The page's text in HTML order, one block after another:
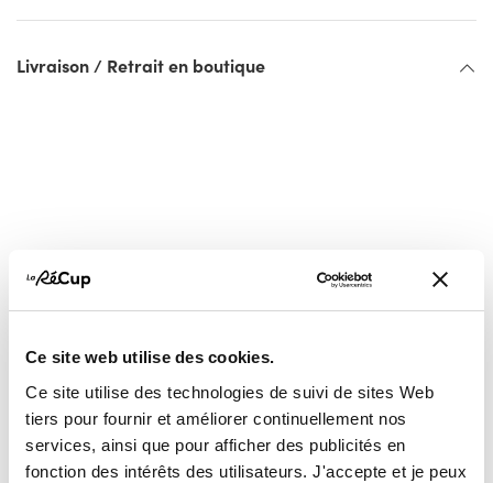
Ce site web utilise des cookies.
Ce site utilise des technologies de suivi de sites Web
tiers pour fournir et améliorer continuellement nos
services, ainsi que pour afficher des publicités en
fonction des intérêts des utilisateurs. J'accepte et je peux
Livraison / Retrait en boutique
Vous pourriez aussi
aimer...